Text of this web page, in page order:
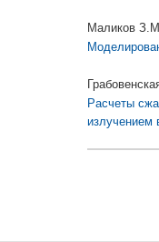
Маликов
Расчеты
излучением